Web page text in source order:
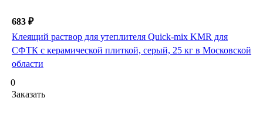
683 ₽
Клеящий раствор для утеплителя Quick-mix KMR для
СФТК с керамической плиткой, серый, 25 кг в Московской
области
0
Заказать